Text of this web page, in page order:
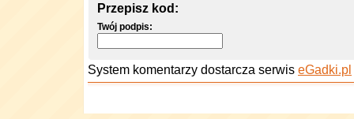
Przepisz kod:
Twój podpis:
System komentarzy dostarcza serwis eGadki.pl